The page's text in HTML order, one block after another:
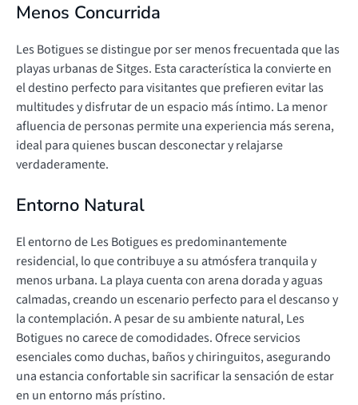
Menos Concurrida
Les Botigues se distingue por ser menos frecuentada que las
playas urbanas de Sitges. Esta característica la convierte en
el destino perfecto para visitantes que prefieren evitar las
multitudes y disfrutar de un espacio más íntimo. La menor
afluencia de personas permite una experiencia más serena,
ideal para quienes buscan desconectar y relajarse
verdaderamente.
Entorno Natural
El entorno de Les Botigues es predominantemente
residencial, lo que contribuye a su atmósfera tranquila y
menos urbana. La playa cuenta con arena dorada y aguas
calmadas, creando un escenario perfecto para el descanso y
la contemplación. A pesar de su ambiente natural, Les
Botigues no carece de comodidades. Ofrece servicios
esenciales como duchas, baños y chiringuitos, asegurando
una estancia confortable sin sacrificar la sensación de estar
en un entorno más prístino.